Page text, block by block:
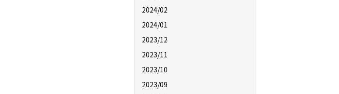
2024/02
2024/01
2023/12
2023/11
2023/10
2023/09